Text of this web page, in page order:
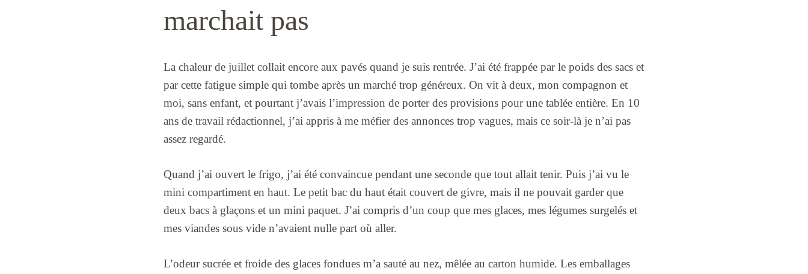
marchait pas
La chaleur de juillet collait encore aux pavés quand je suis rentrée. J’ai été frappée par le poids des sacs et
par cette fatigue simple qui tombe après un marché trop généreux. On vit à deux, mon compagnon et
moi, sans enfant, et pourtant j’avais l’impression de porter des provisions pour une tablée entière. En 10
ans de travail rédactionnel, j’ai appris à me méfier des annonces trop vagues, mais ce soir-là je n’ai pas
assez regardé.
Quand j’ai ouvert le frigo, j’ai été convaincue pendant une seconde que tout allait tenir. Puis j’ai vu le
mini compartiment en haut. Le petit bac du haut était couvert de givre, mais il ne pouvait garder que
deux bacs à glaçons et un mini paquet. J’ai compris d’un coup que mes glaces, mes légumes surgelés et
mes viandes sous vide n’avaient nulle part où aller.
L’odeur sucrée et froide des glaces fondues m’a sauté au nez, mêlée au carton humide. Les emballages